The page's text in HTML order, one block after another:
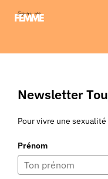
Newsletter
Pour vivre une
Prénom